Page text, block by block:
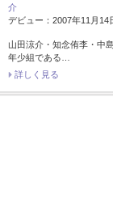
介
デビュー：2007年11月14
山田涼介・知念侑李・中
年少組である…
詳しく見る